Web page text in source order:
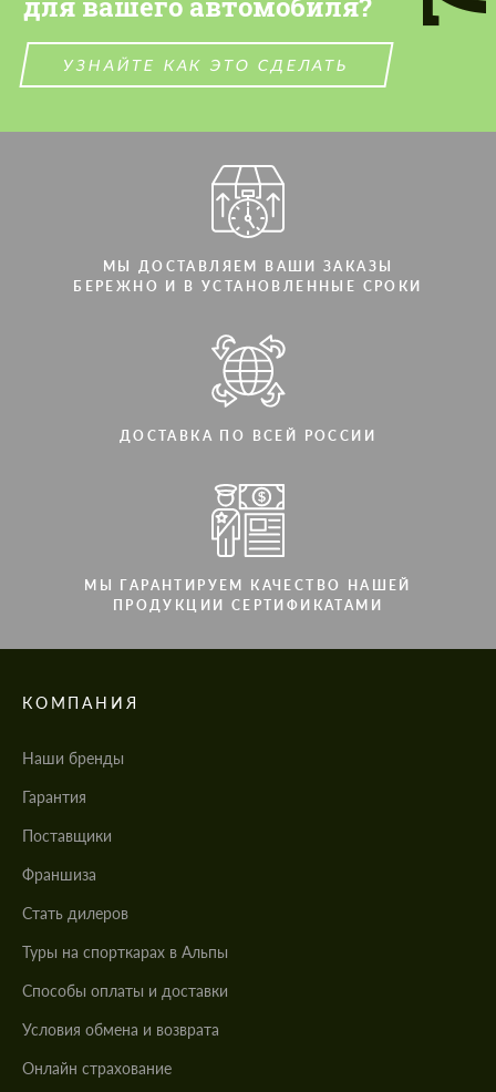
УЗНАЙТЕ КАК ЭТО СДЕЛАТЬ
МЫ ДОСТАВЛЯЕМ ВАШИ ЗАКАЗЫ
БЕРЕЖНО И В УСТАНОВЛЕННЫЕ СРОКИ
ДОСТАВКА ПО ВСЕЙ РОССИИ
МЫ ГАРАНТИРУЕМ КАЧЕСТВО НАШЕЙ
ПРОДУКЦИИ СЕРТИФИКАТАМИ
КОМПАНИЯ
Наши бренды
Гарантия
Поставщики
Франшиза
Стать дилеров
Туры на спорткарах в Альпы
Cпособы оплаты и доставки
Условия обмена и возврата
Онлайн страхование
СВЯЖИТЕСЬ СО МНОЙ
Мы говорим на вашем языке
СВЯЖИТЕСЬ СО МНОЙ
Мы говорим на вашем языке